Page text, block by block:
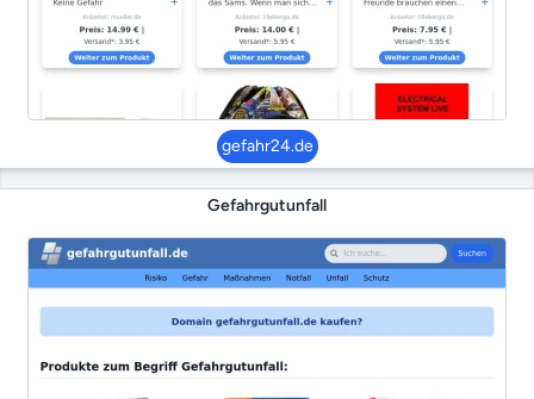
gefahr24.de
Gefahrgutunfall